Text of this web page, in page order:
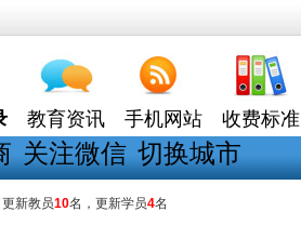
教育资讯 手机网站 收费标准
关注微信 切换城市
新教员10名，更新学员4名